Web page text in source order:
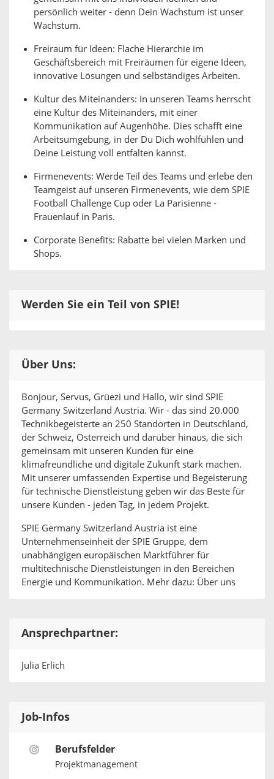
persönlich weiter - denn Dein Wachstum ist unser
Wachstum.
Freiraum für Ideen: Flache Hierarchie im
Geschäftsbereich mit Freiräumen für eigene Ideen,
innovative Lösungen und selbständiges Arbeiten.
Kultur des Miteinanders: In unseren Teams herrscht
eine Kultur des Miteinanders, mit einer
Kommunikation auf Augenhöhe. Dies schafft eine
Arbeitsumgebung, in der Du Dich wohlfühlen und
Deine Leistung voll entfalten kannst.
Firmenevents: Werde Teil des Teams und erlebe den
Teamgeist auf unseren Firmenevents, wie dem SPIE
Football Challenge Cup oder La Parisienne -
Frauenlauf in Paris.
Corporate Benefits: Rabatte bei vielen Marken und
Shops.
Werden Sie ein Teil von SPIE!
Über Uns:
Bonjour, Servus, Grüezi und Hallo, wir sind SPIE
Germany Switzerland Austria. Wir - das sind 20.000
Technikbegeisterte an 250 Standorten in Deutschland,
der Schweiz, Österreich und darüber hinaus, die sich
gemeinsam mit unseren Kunden für eine
klimafreundliche und digitale Zukunft stark machen.
Mit unserer umfassenden Expertise und Begeisterung
für technische Dienstleistung geben wir das Beste für
unsere Kunden - jeden Tag, in jedem Projekt.
SPIE Germany Switzerland Austria ist eine
Unternehmenseinheit der SPIE Gruppe, dem
unabhängigen europäischen Marktführer für
multitechnische Dienstleistungen in den Bereichen
Energie und Kommunikation. Mehr dazu: Über uns
Ansprechpartner:
Julia Erlich
Job-Infos
Berufsfelder
Projektmanagement